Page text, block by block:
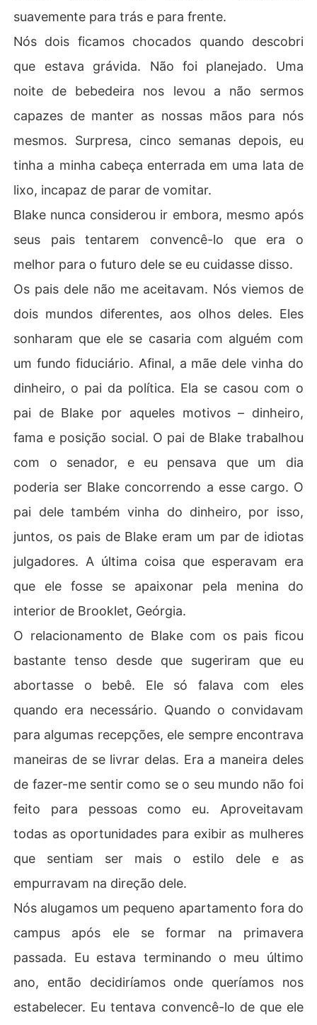
suavemente para trás e para frente.
Nós dois ficamos chocados quando descobri
que estava grávida. Não foi planejado. Uma
noite de bebedeira nos levou a não sermos
capazes de manter as nossas mãos para nós
mesmos. Surpresa, cinco semanas depois, eu
tinha a minha cabeça enterrada em uma lata de
lixo, incapaz de parar de vomitar.
Blake nunca considerou ir embora, mesmo após
seus pais tentarem convencê-lo que era o
melhor para o futuro dele se eu cuidasse disso.
Os pais dele não me aceitavam. Nós viemos de
dois mundos diferentes, aos olhos deles. Eles
sonharam que ele se casaria com alguém com
um fundo fiduciário. Afinal, a mãe dele vinha do
dinheiro, o pai da política. Ela se casou com o
pai de Blake por aqueles motivos – dinheiro,
fama e posição social. O pai de Blake trabalhou
com o senador, e eu pensava que um dia
poderia ser Blake concorrendo a esse cargo. O
pai dele também vinha do dinheiro, por isso,
juntos, os pais de Blake eram um par de idiotas
julgadores. A última coisa que esperavam era
que ele fosse se apaixonar pela menina do
interior de Brooklet, Geórgia.
O relacionamento de Blake com os pais ficou
bastante tenso desde que sugeriram que eu
abortasse o bebê. Ele só falava com eles
quando era necessário. Quando o convidavam
para algumas recepções, ele sempre encontrava
maneiras de se livrar delas. Era a maneira deles
de fazer-me sentir como se o seu mundo não foi
feito para pessoas como eu. Aproveitavam
todas as oportunidades para exibir as mulheres
que sentiam ser mais o estilo dele e as
empurravam na direção dele.
Nós alugamos um pequeno apartamento fora do
campus após ele se formar na primavera
passada. Eu estava terminando o meu último
ano, então decidiríamos onde queríamos nos
estabelecer. Eu tentava convencê-lo de que ele